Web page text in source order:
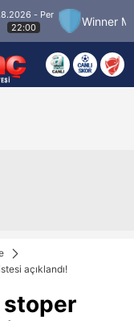
- Per
Winner
açıklandı!
stoper